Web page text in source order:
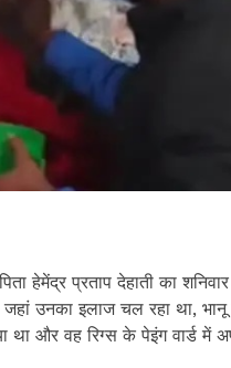
हेमेंद्र प्रताप देहाती का
उनका इलाज चल रहा था, भानू
था और वह रिग्स के पेइंग वार्ड में